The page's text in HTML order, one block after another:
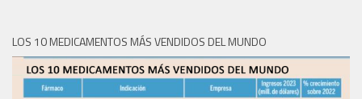
LOS 10 MEDICAMENTOS MÁS VENDIDOS DEL MUNDO